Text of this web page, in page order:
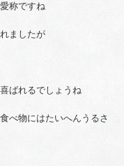
称ですね
ましたが
ばれるでしょうね
べ物にはたいへんうるさ